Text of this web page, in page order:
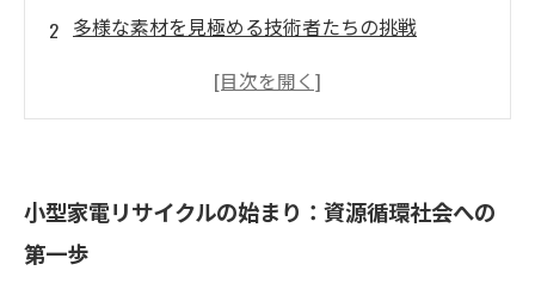
多様な素材を見極める技術者たちの挑戦
機械と人の共存：選別作業における熟練技術の
小型家電リサイクルの現場で輝く人の技術の真
髄
小型家電リサイクルの始まり：資源循環社会への
第一歩